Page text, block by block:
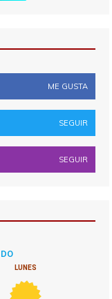
ME GUSTA
SEGUIR
SEGUIR